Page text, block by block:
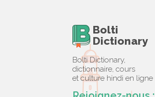
Bolti
Dictionary
Bolti Dictionary,
dictionnaire, cours
et culture hindi en ligne